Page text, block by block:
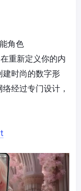
角色
重新定义你的内
建时尚的数字形
经过专门设计，